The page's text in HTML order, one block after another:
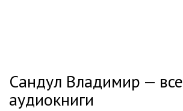
Сандул Владимир — все
аудиокниги